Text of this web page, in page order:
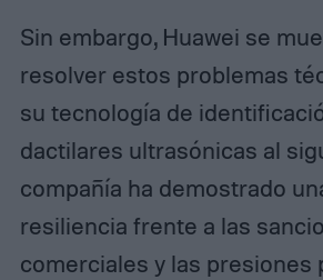
Sin embargo, Huawei se
resolver estos problemas
su tecnología de
dactilares ultrasónicas al
compañía ha demostrado
resiliencia frente a las
comerciales y las presiones